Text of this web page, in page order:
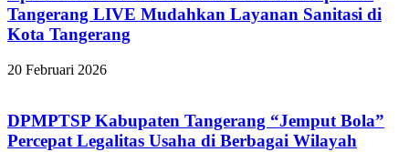
Tangerang LIVE Mudahkan Layanan Sanitasi di
Kota Tangerang
20 Februari 2026
DPMPTSP Kabupaten Tangerang “Jemput Bola”
Percepat Legalitas Usaha di Berbagai Wilayah